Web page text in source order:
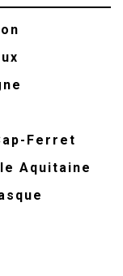
Ferret
Aquitaine